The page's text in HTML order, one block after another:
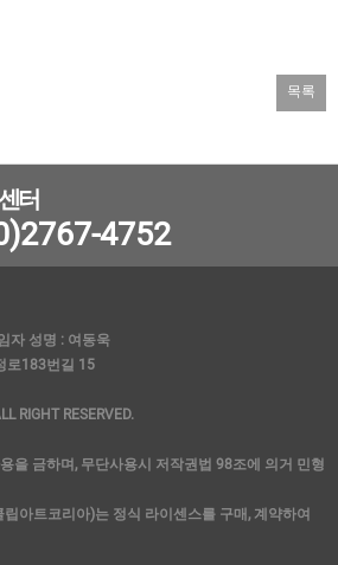
목록
터
4752
자 성명 : 여동욱
로183번길 15
RIGHT RESERVED.
을 금하며, 무단사용시 저작권법 98조에 의거 민형
아트코리아)는 정식 라이센스를 구매, 계약하여